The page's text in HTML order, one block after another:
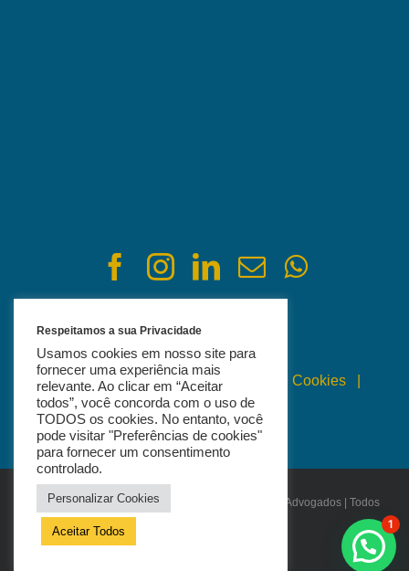
Política de Privacidade |Política de Cookies
Termos de Uso
© Copyright 2021 - 2026 | Bertagnoli Sociedade de Advogados | Todos
Respeitamos a sua Privacidade
Usamos cookies em nosso site para
fornecer uma experiência mais
relevante. Ao clicar em “Aceitar
todos”, você concorda com o uso de
TODOS os cookies. No entanto, você
pode visitar "Preferências de cookies"
para fornecer um consentimento
controlado.
Personalizar Cookies
Aceitar Todos
1